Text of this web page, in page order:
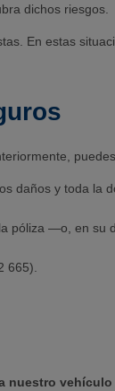
dichos riesgos.
En estas
daños y toda la
póliza —o, en su
665).
nuestro vehículo